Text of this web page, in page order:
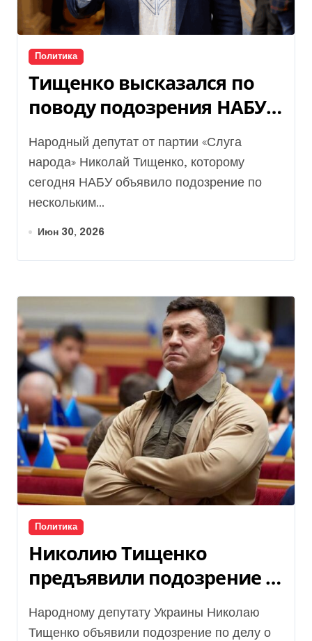
Политика
Тищенко высказался по
поводу подозрения НАБУ и
назвал его «абсурдным»
Народный депутат от партии «Слуга
народа» Николай Тищенко, которому
сегодня НАБУ объявило подозрение по
нескольким...
Июн 30, 2026
Политика
Николию Тищенко
предъявили подозрение —
НАБУ раскрыло схему с
«колл-центрами»
Народному депутату Украины Николаю
Тищенко объявили подозрение по делу о